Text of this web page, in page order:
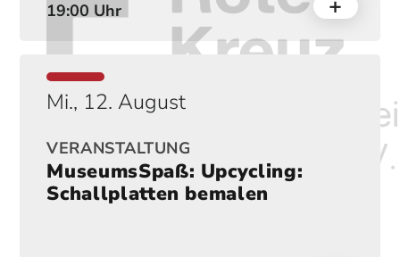
19:00 Uhr
Mi., 12. August
VERANSTALTUNG
MuseumsSpaß: Upcycling:
Schallplatten bemalen